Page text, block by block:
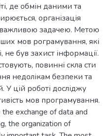
де обмін даними та
організація
задачею. Метою
мов рограмування, які
не був захист інформації.
повинні скла сти
недолікам безпеки та
цій роботі досліджу
мов програмування.
exchange of data and
the organization of